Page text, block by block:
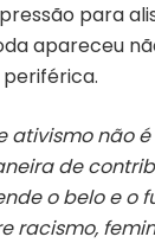
para
apareceu
não
de
o belo e o
racismo,